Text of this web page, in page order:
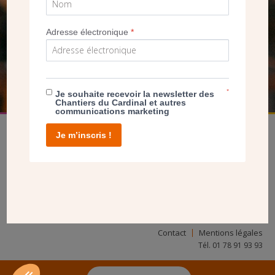
NOUS PERMET D’AGIR
Contact Mentions légales
Tél. 01 78 91 93 93
Adresse électronique*
Je souhaite recevoir la newsletter des
Chantiers du Cardinal et autres
communications marketing
*
Je m’inscris !